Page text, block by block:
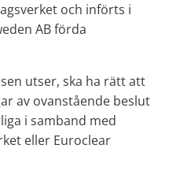
och införts i
AB förda
utser, ska ha rätt att
av ovanstående beslut
i samband med
eller Euroclear